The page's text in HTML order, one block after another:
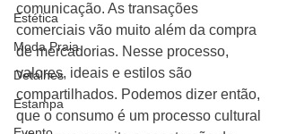
Estética
Moda Praia
Detalhes
Estampa
comunicação. As transações
comerciais vão muito além da compra
de mercadorias. Nesse processo,
valores, ideais e estilos são
compartilhados. Podemos dizer então,
que o consumo é um processo cultural